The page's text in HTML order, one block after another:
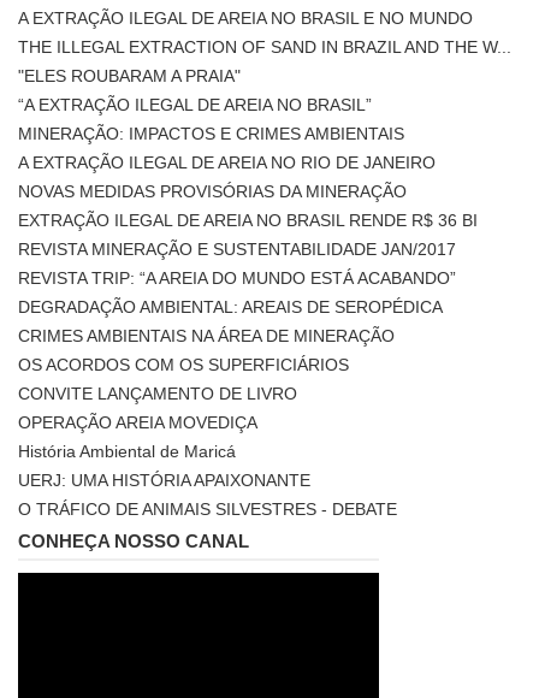
A EXTRAÇÃO ILEGAL DE AREIA NO BRASIL E NO MUNDO
THE ILLEGAL EXTRACTION OF SAND IN BRAZIL AND THE W...
"ELES ROUBARAM A PRAIA"
“A EXTRAÇÃO ILEGAL DE AREIA NO BRASIL”
MINERAÇÃO: IMPACTOS E CRIMES AMBIENTAIS
A EXTRAÇÃO ILEGAL DE AREIA NO RIO DE JANEIRO
NOVAS MEDIDAS PROVISÓRIAS DA MINERAÇÃO
EXTRAÇÃO ILEGAL DE AREIA NO BRASIL RENDE R$ 36 BI
REVISTA MINERAÇÃO E SUSTENTABILIDADE JAN/2017
REVISTA TRIP: “A AREIA DO MUNDO ESTÁ ACABANDO”
DEGRADAÇÃO AMBIENTAL: AREAIS DE SEROPÉDICA
CRIMES AMBIENTAIS NA ÁREA DE MINERAÇÃO
OS ACORDOS COM OS SUPERFICIÁRIOS
CONVITE LANÇAMENTO DE LIVRO
OPERAÇÃO AREIA MOVEDIÇA
História Ambiental de Maricá
UERJ: UMA HISTÓRIA APAIXONANTE
O TRÁFICO DE ANIMAIS SILVESTRES - DEBATE
CONHEÇA NOSSO CANAL